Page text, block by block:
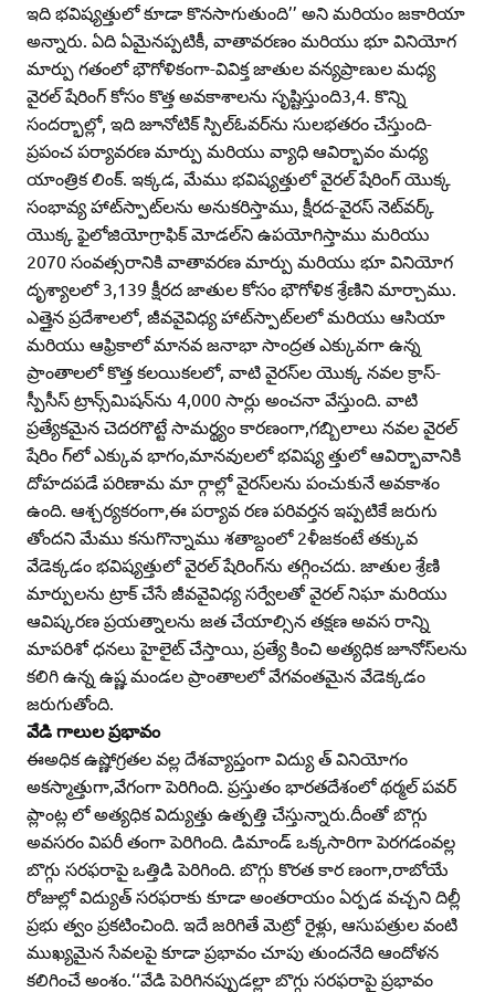
ఇది భవిష్యత్తులో కూడా కొనసాగుతుంది’’ అని మరియం జకారియా
అన్నారు. ఏది ఏమైనప్పటికీ, వాతావరణం మరియు భూ వినియోగ
మార్పు గతంలో భౌగోళికంగా-వివిక్త జాతుల వన్యప్రాణుల మధ్య
వైరల్‌ షేరింగ్‌ కోసం కొత్త అవకాశాలను సృష్టిస్తుంది3,4. కొన్ని
సందర్భాల్లో, ఇది జూనోటిక్‌ స్పిల్‌ఓవర్‌ను సులభతరం చేస్తుంది-
ప్రపంచ పర్యావరణ మార్పు మరియు వ్యాధి ఆవిర్భావం మధ్య
యాంత్రిక లింక్‌. ఇక్కడ, మేము భవిష్యత్తులో వైరల్‌ షేరింగ్‌ యొక్క
సంభావ్య హాట్‌స్పాట్‌లను అనుకరిస్తాము, క్షీరద-వైరస్‌ నెట్‌వర్క్‌
యొక్క ఫైలోజియోగ్రాఫిక్‌ మోడల్‌ని ఉపయోగిస్తాము మరియు
2070 సంవత్సరానికి వాతావరణ మార్పు మరియు భూ వినియోగ
దృశ్యాలలో 3,139 క్షీరద జాతుల కోసం భౌగోళిక శ్రేణిని మార్చాము.
ఎత్తైన ప్రదేశాలలో, జీవవైవిధ్య హాట్‌స్పాట్‌లలో మరియు ఆసియా
మరియు ఆఫ్రికాలో మానవ జనాభా సాంద్రత ఎక్కువగా ఉన్న
ప్రాంతాలలో కొత్త కలయికలలో, వాటి వైరస్‌ల యొక్క నవల క్రాస్‌-
స్పీసీస్‌ ట్రాన్స్‌మిషన్‌ను 4,000 సార్లు అంచనా వేస్తుంది. వాటి
ప్రత్యేకమైన చెదరగొట్టే సామర్థ్యం కారణంగా,గబ్బిలాలు నవల వైరల్‌
షేరిం గ్‌లో ఎక్కువ భాగం,మానవులలో భవిష్య త్తులో ఆవిర్భావానికి
దోహదపడే పరిణామ మా ర్గాల్లో వైరస్‌లను పంచుకునే అవకాశం
ఉంది. ఆశ్చర్యకరంగా,ఈ పర్యావ రణ పరివర్తన ఇప్పటికే జరుగు
తోందని మేము కనుగొన్నాము శతాబ్దంలో 2ళీజకంటే తక్కువ
వేడెక్కడం భవిష్యత్తులో వైరల్‌ షేరింగ్‌ను తగ్గించదు. జాతుల శ్రేణి
మార్పులను ట్రాక్‌ చేసే జీవవైవిధ్య సర్వేలతో వైరల్‌ నిఘా మరియు
ఆవిష్కరణ ప్రయత్నాలను జత చేయాల్సిన తక్షణ అవస రాన్ని
మాపరిశో ధనలు హైలైట్‌ చేస్తాయి, ప్రత్యే కించి అత్యధిక జూనోస్‌లను
కలిగి ఉన్న ఉష్ణ మండల ప్రాంతాలలో వేగవంతమైన వేడెక్కడం
జరుగుతోంది.
వేడి గాలుల ప్రభావం
ఈఅధిక ఉష్ణోగ్రతల వల్ల దేశవ్యాప్తంగా విద్యు త్‌ వినియోగం
అకస్మాత్తుగా,వేగంగా పెరిగింది. ప్రస్తుతం భారతదేశంలో థర్మల్‌ పవర్‌
ప్లాంట్ల లో అత్యధిక విద్యుత్తు ఉత్పత్తి చేస్తున్నారు.దీంతో బొగ్గు
అవసరం విపరీ తంగా పెరిగింది. డిమాండ్‌ ఒక్కసారిగా పెరగడంవల్ల
బొగ్గు సరఫరాపై ఒత్తిడి పెరిగింది. బొగ్గు కొరత కార ణంగా,రాబోయే
రోజుల్లో విద్యుత్‌ సరఫరాకు కూడా అంతరాయం ఏర్పడ వచ్చని దిల్లీ
ప్రభు త్వం ప్రకటించింది. ఇదే జరిగితే మెట్రో రైళ్లు, ఆసుపత్రుల వంటి
ముఖ్యమైన సేవలపై కూడా ప్రభావం చూపు తుందనేది ఆందోళన
కలిగించే అంశం.‘‘వేడి పెరిగినప్పుడల్లా బొగ్గు సరఫరాపై ప్రభావం